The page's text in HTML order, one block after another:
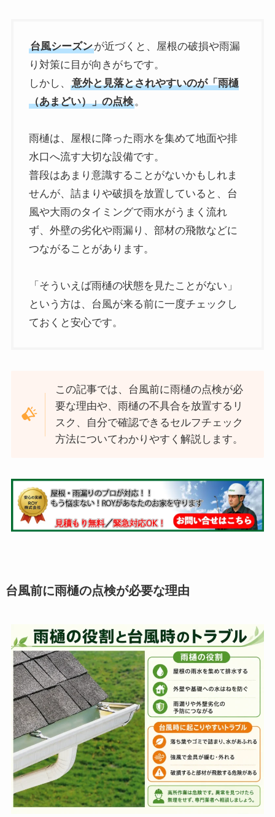
台風シーズンが近づくと、屋根の破損や雨漏
り対策に目が向きがちです。
しかし、意外と見落とされやすいのが「雨樋
（あまどい）」の点検。
雨樋は、屋根に降った雨水を集めて地面や排
水口へ流す大切な設備です。
普段はあまり意識することがないかもしれま
せんが、詰まりや破損を放置していると、台
風や大雨のタイミングで雨水がうまく流れ
ず、外壁の劣化や雨漏り、部材の飛散などに
つながることがあります。
「そういえば雨樋の状態を見たことがない」
という方は、台風が来る前に一度チェックし
ておくと安心です。
この記事では、台風前に雨樋の点検が必
要な理由や、雨樋の不具合を放置するリ
スク、自分で確認できるセルフチェック
方法についてわかりやすく解説します。
台風前に雨樋の点検が必要な理由